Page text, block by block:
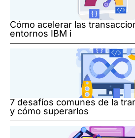
Cómo acelerar las
entornos IBM i
7 desafíos comunes de la
y cómo superarlos